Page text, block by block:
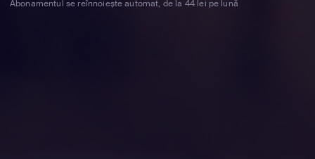
Abonamentul se reînnoiește automat, de la 44 lei pe lună